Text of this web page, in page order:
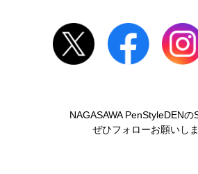
NAGASAWA PenStyleDENの
ぜひフォローお願いしま